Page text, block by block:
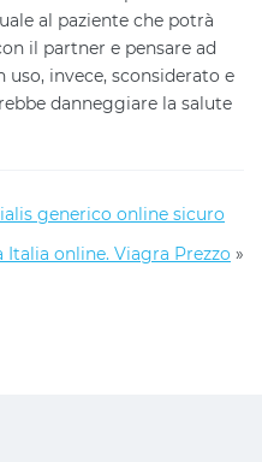
al paziente che potrà
il partner e pensare ad
uso, invece, sconsiderato e
danneggiare la salute
generico online sicuro
Italia online. Viagra Prezzo »